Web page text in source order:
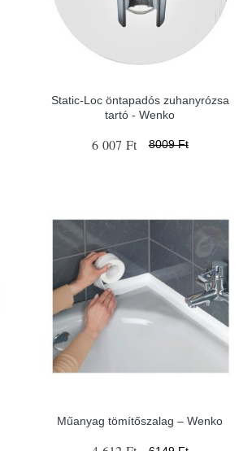
Static-Loc öntapadós zuhanyrózsa
tartó - Wenko
6 007 Ft 8009 Ft
Műanyag tömítőszalag – Wenko